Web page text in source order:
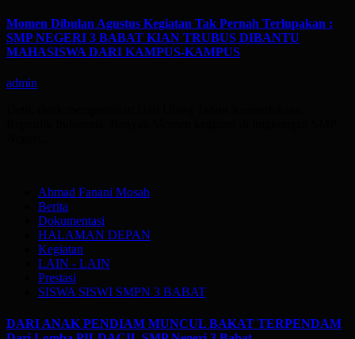
Momen Dibulan Agustus Kegiatan Tak Pernah Terlupakan :
SMP NEGERI 3 BABAT KIAN TRUBUS DIBANTU
MAHASISWA DARI KAMPUS-KAMPUS
admin
Ahmad Fanani Mosah
Berita
Dokumentasi
HALAMAN DEPAN
Kegiatan
LAIN - LAIN
Prestasi
SISWA SISWI SMPN 3 BABAT
DARI ANAK PENDIAM MUNCUL BAKAT TERPENDAM